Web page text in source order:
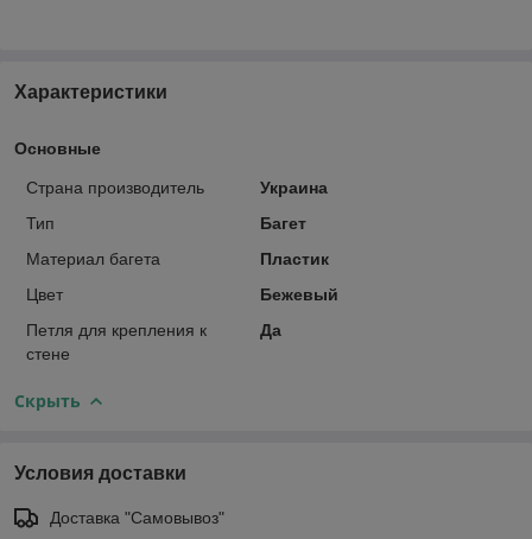
Характеристики
Основные
Страна производитель
Украина
Тип
Багет
Материал багета
Пластик
Цвет
Бежевый
Петля для крепления к
стене
Да
Скрыть
Условия доставки
Доставка "Самовывоз"